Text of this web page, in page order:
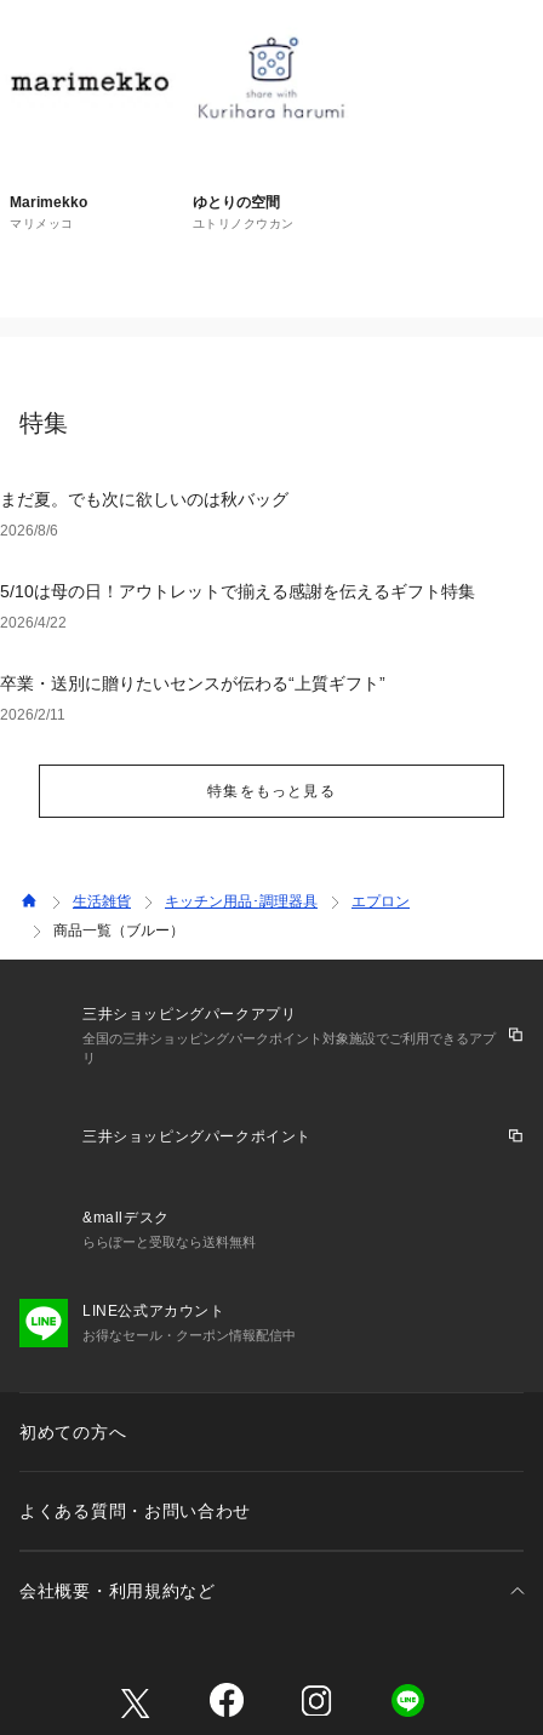
Marimekko
マリメッコ
ゆとりの空間
ユトリノクウカン
特集
まだ夏。でも次に欲しいのは秋バッグ
2026/8/6
5/10は母の日！アウトレットで揃える感謝を伝えるギフト特集
2026/4/22
卒業・送別に贈りたいセンスが伝わる“上質ギフト”
2026/2/11
特集をもっと見る
生活雑貨 キッチン用品･調理器具
エプロン
商品一覧（ブルー）
三井ショッピングパークアプリ
全国の三井ショッピングパークポイント対象施設でご利用できるアプ
リ
三井ショッピングパークポイント
&mallデスク
ららぽーと受取なら送料無料
LINE公式アカウント
お得なセール・クーポン情報配信中
初めての方へ
よくある質問・お問い合わせ
会社概要・利用規約など